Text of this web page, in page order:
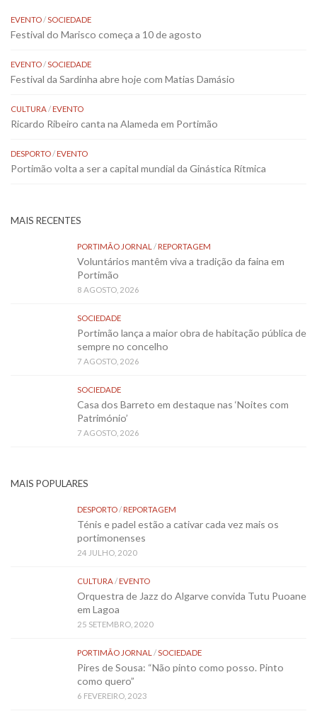
EVENTO/SOCIEDADE
Festival do Marisco começa a 10 de agosto
EVENTO/SOCIEDADE
Festival da Sardinha abre hoje com Matias Damásio
CULTURA/EVENTO
Ricardo Ribeiro canta na Alameda em Portimão
DESPORTO/EVENTO
Portimão volta a ser a capital mundial da Ginástica Rítmica
MAIS RECENTES
PORTIMÃO JORNAL /REPORTAGEM
Voluntários mantêm viva a tradição da faina em
Portimão
8 AGOSTO, 2026
SOCIEDADE
Portimão lança a maior obra de habitação pública de
sempre no concelho
7 AGOSTO, 2026
SOCIEDADE
Casa dos Barreto em destaque nas ‘Noites com
Património’
7 AGOSTO, 2026
MAIS POPULARES
DESPORTO/REPORTAGEM
Ténis e padel estão a cativar cada vez mais os
portimonenses
24 JULHO, 2020
CULTURA/EVENTO
Orquestra de Jazz do Algarve convida Tutu Puoane
em Lagoa
25 SETEMBRO, 2020
PORTIMÃO JORNAL /SOCIEDADE
Pires de Sousa: “Não pinto como posso. Pinto
como quero”
6 FEVEREIRO, 2023